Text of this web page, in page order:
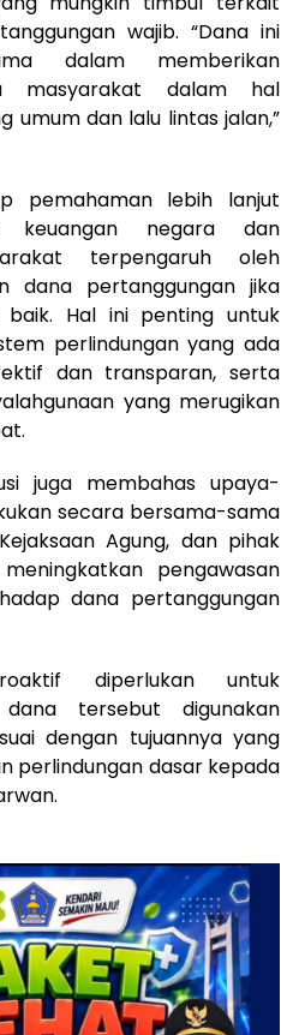
wajib. “Dana ini
dalam memberikan
masyarakat dalam hal
umum dan lalu lintas jalan,”
pemahaman lebih lanjut
keuangan negara dan
terpengaruh oleh
dana pertanggungan jika
Hal ini penting untuk
perlindungan yang ada
dan transparan, serta
yang merugikan
juga membahas upaya-
secara bersama-sama
Agung, dan pihak
pengawasan
dana pertanggungan
diperlukan untuk
tersebut digunakan
dengan tujuannya yang
perlindungan dasar kepada